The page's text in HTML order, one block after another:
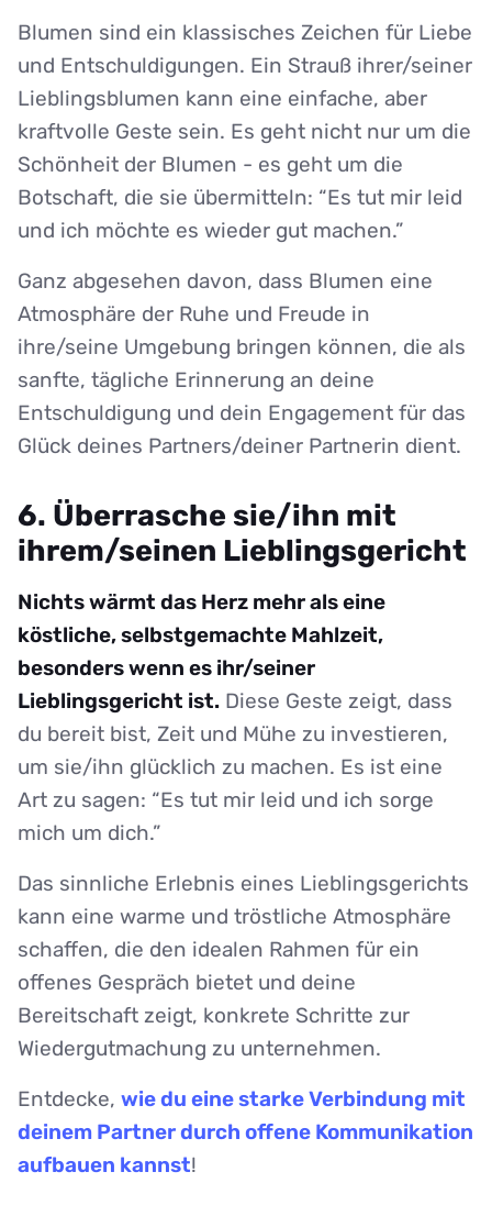
Blumen sind ein klassisches Zeichen für Liebe
und Entschuldigungen. Ein Strauß ihrer/seiner
Lieblingsblumen kann eine einfache, aber
kraftvolle Geste sein. Es geht nicht nur um die
Schönheit der Blumen - es geht um die
Botschaft, die sie übermitteln: “Es tut mir leid
und ich möchte es wieder gut machen.”
Ganz abgesehen davon, dass Blumen eine
Atmosphäre der Ruhe und Freude in
ihre/seine Umgebung bringen können, die als
sanfte, tägliche Erinnerung an deine
Entschuldigung und dein Engagement für das
Glück deines Partners/deiner Partnerin dient.
6. Überrasche sie/ihn mit
ihrem/seinen Lieblingsgericht
Nichts wärmt das Herz mehr als eine
köstliche, selbstgemachte Mahlzeit,
besonders wenn es ihr/seiner
Lieblingsgericht ist. Diese Geste zeigt, dass
du bereit bist, Zeit und Mühe zu investieren,
um sie/ihn glücklich zu machen. Es ist eine
Art zu sagen: “Es tut mir leid und ich sorge
mich um dich.”
Das sinnliche Erlebnis eines Lieblingsgerichts
kann eine warme und tröstliche Atmosphäre
schaffen, die den idealen Rahmen für ein
offenes Gespräch bietet und deine
Bereitschaft zeigt, konkrete Schritte zur
Wiedergutmachung zu unternehmen.
Entdecke, wie du eine starke Verbindung mit
deinem Partner durch offene Kommunikation
aufbauen kannst!